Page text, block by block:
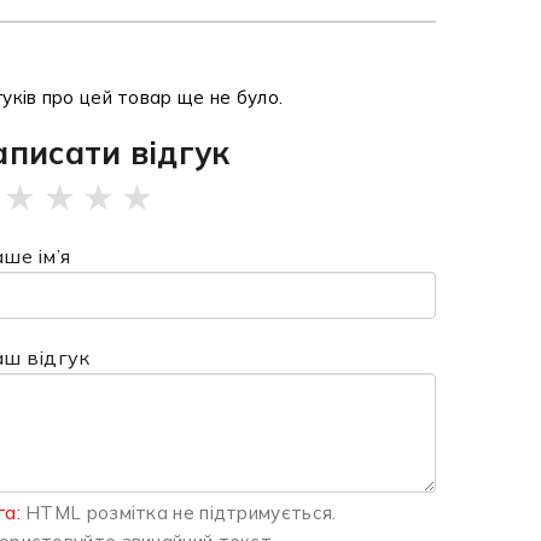
про цей товар ще не було.
відгук
★ ★ ★ ★
ім’я
відгук
HTML розмітка не підтримується.